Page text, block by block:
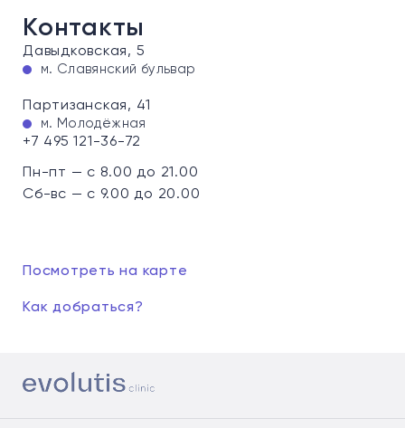
Контакты
Давыдковская, 5
м. Славянский бульвар
Партизанская, 41
м. Молодёжная
+7 495 121-36-72
Пн-пт — с 8.00 до 21.00
Сб-вс — с 9.00 до 20.00
Посмотреть на карте
Как добраться?